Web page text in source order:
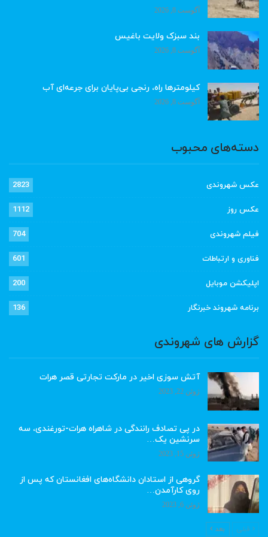
آگوست 8, 2026
بند سبزک ولایت باغیس
آگوست 8, 2026
کیلومترها راه، رنجی بی‌پایان برای جرعه‌ای آب
آگوست 8, 2026
دسته‌های محبوب
عکس شهروندی 2823
عکس روز 1112
فیلم شهروندی 704
فناوری و ارتباطات 601
اپلیکشن موبایل 200
برنامه شهروند خبرنگار 136
گزارش های شهروندی
آتش سوزی اخیر در مارکت تجارتی قصر هرات
ژوئن 22, 2023
در پی تصادف رانندگی در شاهراه هرات-تورغندی، سه
سرنشین یک…
ژوئن 15, 2023
گروهی از استادان دانشگاه‌های افغانستان که پس از
روی کارآمدن…
ژوئن 6, 2023
قبلی بعد